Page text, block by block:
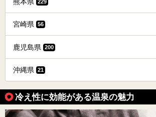
熊本県 229
宮崎県 56
鹿児島県 200
沖縄県 21
冷え性に効能がある温泉の魅力